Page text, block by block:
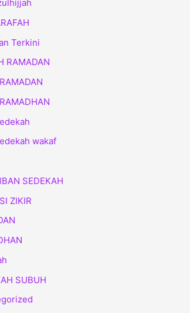
Terkini
RAMADAN
wakaf
SEDEKAH
ZIKIR
SUBUH